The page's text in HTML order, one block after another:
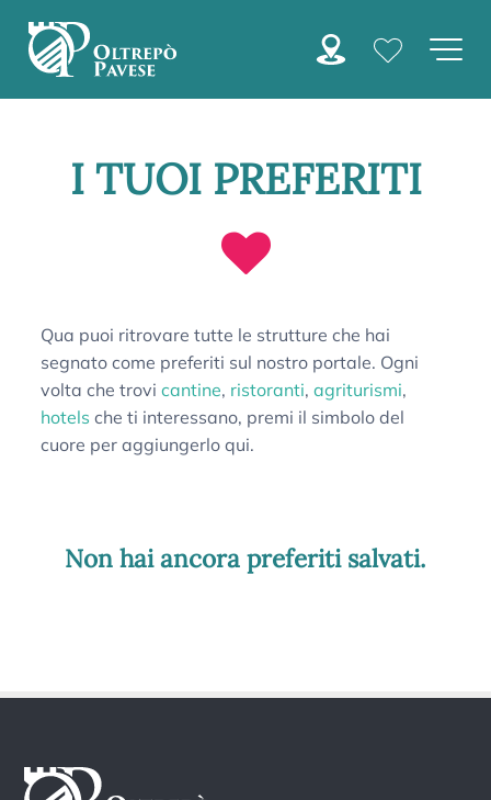
I TUOI PREFERITI
Qua puoi ritrovare tutte le strutture che hai
segnato come preferiti sul nostro portale. Ogni
volta che trovicantine, ristoranti,agriturismi,
hotels che ti interessano, premi il simbolo del
cuore per aggiungerlo qui.
Non hai ancora preferiti salvati.